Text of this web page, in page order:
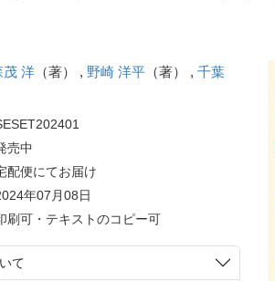
茂 洋（著） , 野崎 洋平（著） , 千葉
売中
配便にてお届け
年07月08日
刷可・テキストのコピー可
て